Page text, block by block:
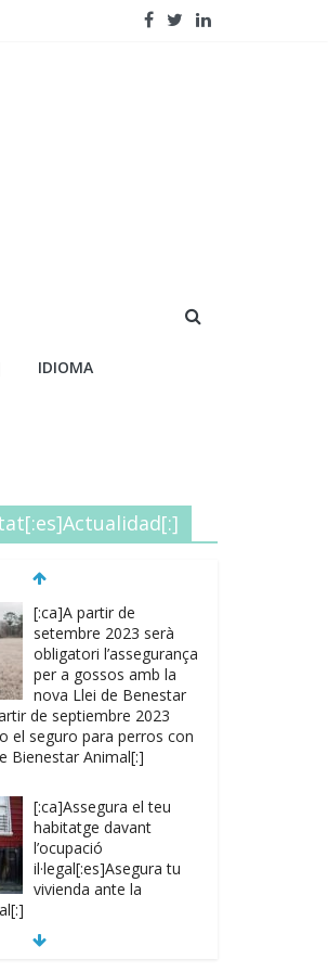
IDIOMA
[:ca]A partir de
setembre 2023 serà
obligatori l’assegurança
per a gossos amb la
nova Llei de Benestar
de septiembre 2023
el seguro para perros con
Bienestar Animal[:]
[:ca]Assegura el teu
habitatge davant
l’ocupació
il·legal[:es]Asegura tu
vivienda ante la